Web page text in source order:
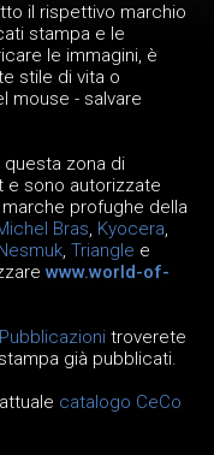
il rispettivo marchio
stampa e le
le immagini, è
stile di vita o
mouse - salvare
zona di
e sono autorizzate
profughe della
Bras, Kyocera,
, Triangle e
www.world-of-
Pubblicazioni troverete
già pubblicati.
catalogo CeCo